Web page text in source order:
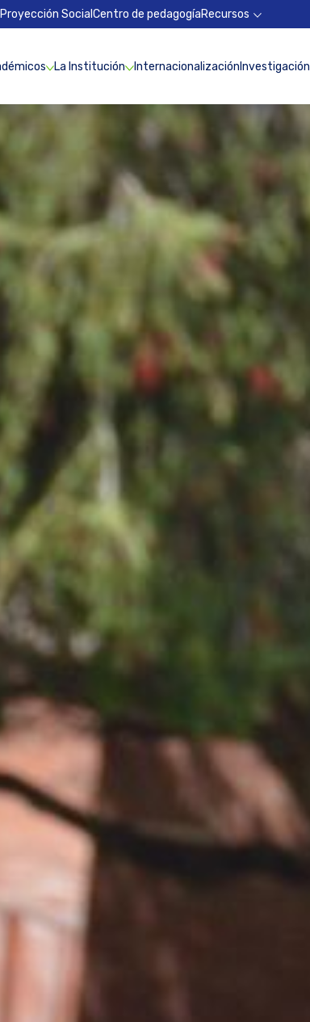
Proyección Social Centro de pedagogíaRecursos
La Institución Internacionalización Investigación